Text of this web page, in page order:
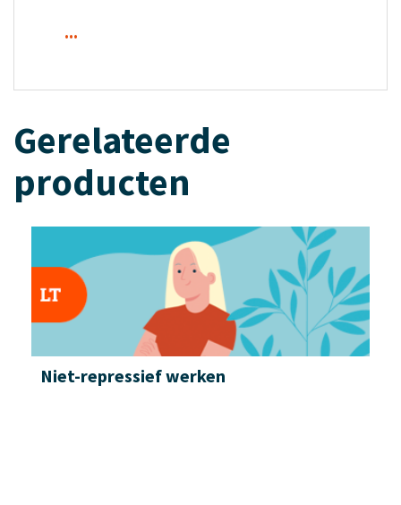
...
Gerelateerde
producten
Niet-repressief werken